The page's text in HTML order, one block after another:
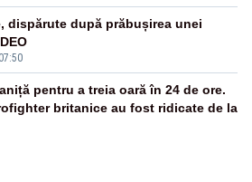
dispărute după prăbușirea unei
pentru a treia oară în 24 de ore.
britanice au fost ridicate de la